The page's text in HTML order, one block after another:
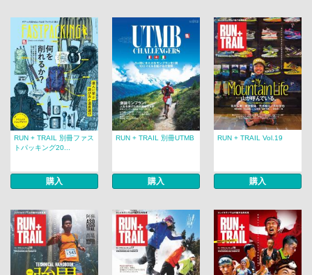
RUN + TRAIL 別冊ファス
トパッキング20...
購入
RUN + TRAIL 別冊UTMB
購入
RUN + TRAIL Vol.19
購入